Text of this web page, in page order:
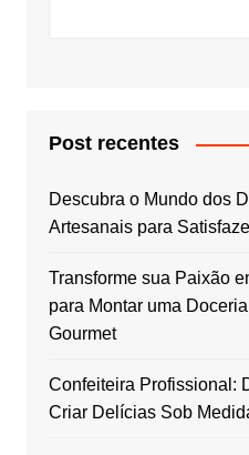
Post recentes
Descubra o Mundo dos
Artesanais para
Transforme sua Paixão
para Montar uma
Gourmet
Confeiteira Profissional:
Criar Delícias Sob